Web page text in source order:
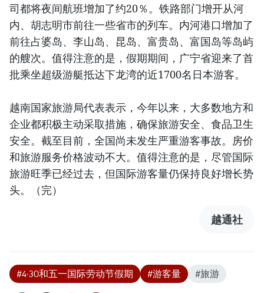
司都将夜间航班增加了约20％。铁路部门增开从河
内、胡志明市前往一些省市的列车。内河港口增加了
前往占婆岛、李山岛、昆岛、富贵岛、富国岛等岛屿
的艘次。值得注意的是，假期期间，广宁省迎来了首
批乘坐超级游艇抵达下龙湾的近1700名日本游客。
越南国家旅游局代表表示，今年以来，大多数地方和
企业都积极主动采取措施，确保旅游安全、食品卫生
安全。截至目前，全国尚未发生严重游客事故。房价
和旅游服务价格波动不大。值得注意的是，尽管国际
旅游旺季已经过去，但国际游客量仍保持良好增长势
头。（完）
越通社
#4·30和五一国际劳动节假期 #游客量 #旅游